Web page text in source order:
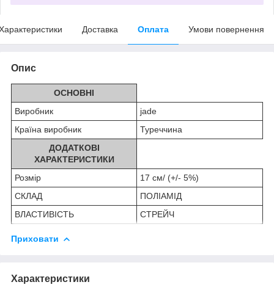
Доставка Оплата Умови повернення
Опис
ОСНОВНІ
Виробник
jade
Країна виробник
Туреччина
ДОДАТКОВІ
ХАРАКТЕРИСТИКИ
Розмір
17 см/ (+/- 5%)
СКЛАД
ПОЛІАМІД
ВЛАСТИВІСТЬ
СТРЕЙЧ
Приховати
Характеристики